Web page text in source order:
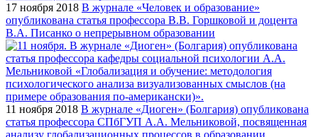
17 ноября 2018 В журнале «Человек и образование»
опубликована статья профессора В.В. Горшковой и доцента
В.А. Писанко о непрерывном образовании
11 ноября 2018 В журнале «Диоген» (Болгария) опубликована
статья профессора СПбГУП А.А. Мельниковой, посвященная
анализу глобализационных процессов в образовании